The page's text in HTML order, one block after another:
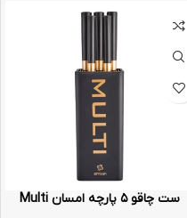
ست چاقو ۵ پارچه امسان Multi